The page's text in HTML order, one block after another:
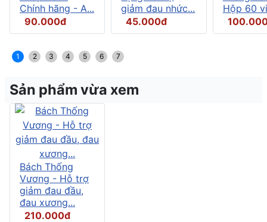
Chính hãng - A...
90.000đ
giảm đau nhức...
45.000đ
Hộp 60
1 2 3 4 5 6 7
Sản phẩm vừa xem
Bách Thống
Vương - Hỗ trợ
giảm đau đầu,
đau xương...
210.000đ